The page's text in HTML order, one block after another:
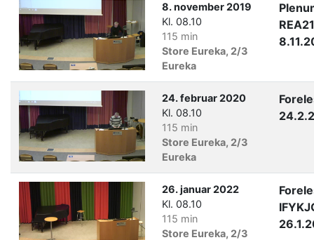
8. november 2019
Kl. 08.10
115 min
Store Eureka, 2/3
Eureka
24. februar 2020
Kl. 08.10
115 min
Store Eureka, 2/3
Eureka
26. januar 2022
Kl. 08.10
115 min
Store Eureka, 2/3